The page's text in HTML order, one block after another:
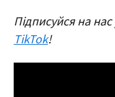
Підписуйся на
TikTok!